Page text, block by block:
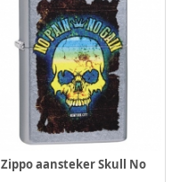
Zippo aansteker Skull No